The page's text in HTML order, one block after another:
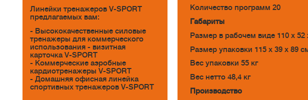
Линейки тренажеров V-SPORT
предлагаемых вам:
- Высококачественные силовые
тренажеры для коммерческого
использования - визитная
карточка V-SPORT
- Коммерческие аэробные
кардиотренажеры V-SPORT
- Домашняя офисная линейка
спортивных тренажеров V-SPORT
Количество программ 20
Габариты
Размер в рабочем виде 110 х 52
Размер упаковки 115 х 39 х 89
Вес упаковки 55 кг
Вес нетто 48,4 кг
Производство